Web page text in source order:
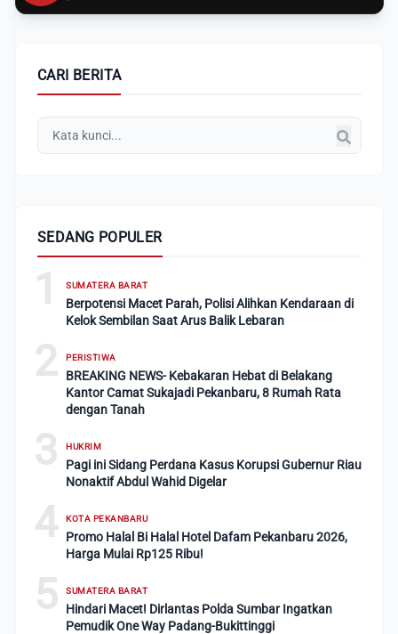
CARI BERITA
SEDANG POPULER
1 SUMATERA BARAT
Berpotensi Macet Parah, Polisi Alihkan Kendaraan di
Kelok Sembilan Saat Arus Balik Lebaran
2 PERISTIWA
BREAKING NEWS- Kebakaran Hebat di Belakang
Kantor Camat Sukajadi Pekanbaru, 8 Rumah Rata
dengan Tanah
3 HUKRIM
Pagi ini Sidang Perdana Kasus Korupsi Gubernur Riau
Nonaktif Abdul Wahid Digelar
4 KOTA PEKANBARU
Promo Halal Bi Halal Hotel Dafam Pekanbaru 2026,
Harga Mulai Rp125 Ribu!
5 SUMATERA BARAT
Hindari Macet! Dirlantas Polda Sumbar Ingatkan
Pemudik One Way Padang-Bukittinggi